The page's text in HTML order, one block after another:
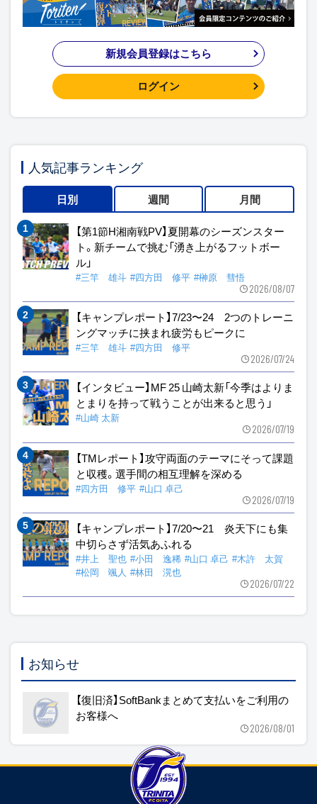
新規会員登録はこちら
ログイン
人気記事ランキング
日別 週間 月間
【第1節H湘南戦PV】夏開幕のシーズンスター
ト。新チームで挑む「湧き上がるフットボー
ル」
#三竿 雄斗 #四方田 修平 #榊原 彗悟
2026/08/07
【キャンプレポート】7/23〜24 2つのトレーニ
ングマッチに挟まれ疲労もピークに
#三竿 雄斗 #四方田 修平
2026/07/24
【インタビュー】MF 25 山崎太新「今季はよりま
とまりを持って戦うことが出来ると思う」
#山崎 太新
2026/07/19
【TMレポート】攻守両面のテーマにそって課題
と収穫。選手間の相互理解を深める
#四方田 修平 #山口 卓己
2026/07/19
【キャンプレポート】7/20〜21 炎天下にも集
中切らさず活気あふれる
#井上 聖也 #小田 逸稀 #山口 卓己 #木許 太賀
#松岡 颯人 #林田 滉也
2026/07/22
お知らせ
【復旧済】SoftBankまとめて支払いをご利用の
お客様へ
2026/08/01